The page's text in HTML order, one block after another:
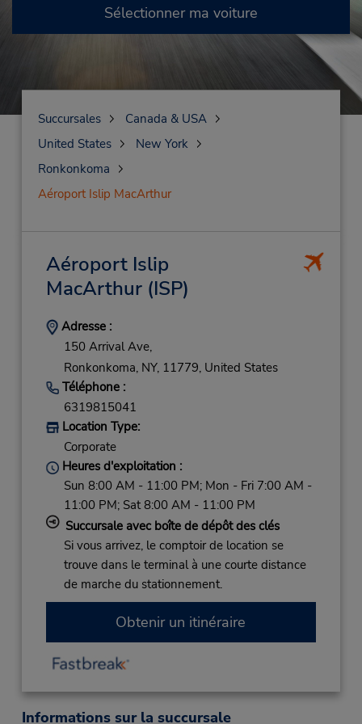
Sélectionner ma voiture
Succursales
Canada & USA
United States
New York
Ronkonkoma
Aéroport Islip MacArthur
Aéroport Islip
MacArthur(ISP)
Adresse :
150 Arrival Ave,
Ronkonkoma, NY, 11779, United States
Téléphone :
6319815041
Location Type:
Corporate
Heures d'exploitation :
Sun 8:00 AM - 11:00 PM; Mon - Fri 7:00 AM -
11:00 PM; Sat 8:00 AM - 11:00 PM
Succursale avec boîte de dépôt des clés
Si vous arrivez, le comptoir de location se
trouve dans le terminal à une courte distance
de marche du stationnement.
Obtenir un itinéraire
Informations sur la succursale